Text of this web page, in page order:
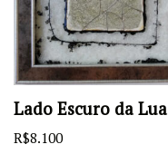
Lado Escuro da Lua
R$8.100